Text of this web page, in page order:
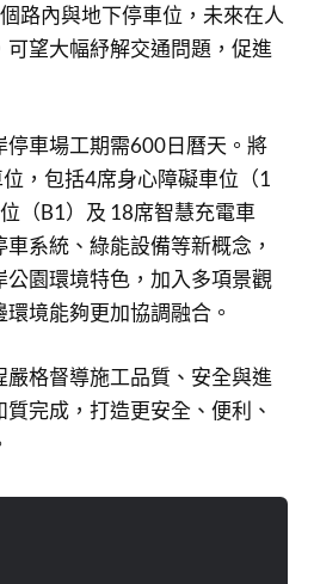
路內與地下停車位，未來在人
望大幅紓解交通問題，促進
停車場工期需600日曆天。將
，包括4席身心障礙車位（1
（B1）及 18席智慧充電車
系統、綠能設備等新概念，
園環境特色，加入多項景觀
境能夠更加協調融合。
格督導施工品質、安全與進
完成，打造更安全、便利、